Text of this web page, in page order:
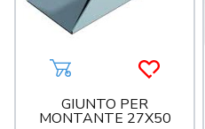
Aggiungi al carrello
GIUNTO PER
MONTANTE 27X50